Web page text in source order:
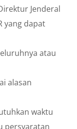
Jenderal
yang dapat
atau
alasan
waktu
persyaratan